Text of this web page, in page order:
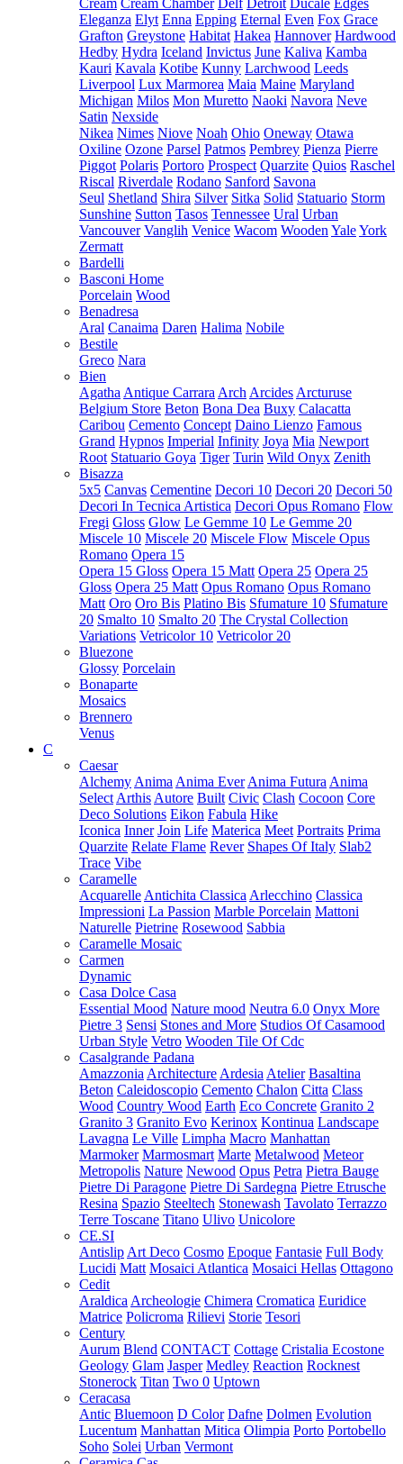
Cream Cream Chamber Delf Detroit Ducale Edges
Eleganza Elyt Enna Epping Eternal Even Fox Grace
Grafton Greystone Habitat Hakea Hannover Hardwood
Hedby Hydra Iceland Invictus June Kaliva Kamba
Kauri Kavala Kotibe Kunny Larchwood Leeds
Liverpool Lux Marmorea Maia Maine Maryland
Michigan Milos Mon Muretto Naoki Navora Neve
Satin Nexside
Nikea Nimes Niove Noah Ohio Oneway Otawa
Oxiline Ozone Parsel Patmos Pembrey Pienza Pierre
Piggot Polaris Portoro Prospect Quarzite Quios Raschel
Riscal Riverdale Rodano Sanford Savona
Seul Shetland Shira Silver Sitka Solid Statuario Storm
Sunshine Sutton Tasos Tennessee Ural Urban
Vancouver Vanglih Venice Wacom Wooden YaleYork
Zermatt
Bardelli
Basconi Home
Porcelain Wood
Benadresa
Aral Canaima Daren Halima Nobile
Bestile
Greco Nara
Bien
Agatha Antique Carrara Arch Arcides Arcturuse
Belgium Store Beton Bona Dea Buxy Calacatta
Caribou Cemento Concept Daino Lienzo Famous
Grand Hypnos Imperial Infinity Joya Mia Newport
Root Statuario Goya Tiger Turin Wild Onyx Zenith
Bisazza
5x5 Canvas Cementine Decori 10 Decori 20 Decori 50
Decori In Tecnica Artistica Decori Opus Romano Flow
Fregi Gloss Glow Le Gemme 10 Le Gemme 20
Miscele 10 Miscele 20 Miscele Flow Miscele Opus
Romano Opera 15
Opera 15 Gloss Opera 15 Matt Opera 25 Opera 25
Gloss Opera 25 Matt Opus Romano Opus Romano
Matt Oro Oro Bis Platino Bis Sfumature 10 Sfumature
20 Smalto 10 Smalto 20 The Crystal Collection
Variations Vetricolor 10 Vetricolor 20
Bluezone
Glossy Porcelain
Bonaparte
Mosaics
Brennero
Venus
C
Caesar
Alchemy Anima Anima Ever Anima Futura Anima
Select Arthis Autore Built Civic Clash Cocoon Core
Deco Solutions Eikon Fabula Hike
Iconica Inner Join Life Materica Meet Portraits Prima
Quarzite Relate Flame Rever Shapes Of Italy Slab2
Trace Vibe
Caramelle
Acquarelle Antichita Classica Arlecchino Classica
Impressioni La Passion Marble Porcelain Mattoni
Naturelle Pietrine Rosewood Sabbia
Caramelle Mosaic
Carmen
Dynamic
Casa Dolce Casa
Essential Mood Nature mood Neutra 6.0 Onyx More
Pietre 3 Sensi Stones and More Studios Of Casamood
Urban Style Vetro Wooden Tile Of Cdc
Casalgrande Padana
Amazzonia Architecture Ardesia Atelier Basaltina
Beton Caleidoscopio Cemento Chalon Citta Class
Wood Country Wood Earth Eco Concrete Granito 2
Granito 3 Granito Evo Kerinox Kontinua Landscape
Lavagna Le Ville Limpha Macro Manhattan
Marmoker Marmosmart Marte Metalwood Meteor
Metropolis Nature Newood Opus Petra Pietra Bauge
Pietre Di Paragone Pietre Di Sardegna Pietre Etrusche
Resina Spazio Steeltech Stonewash Tavolato Terrazzo
Terre Toscane Titano Ulivo Unicolore
CE.SI
Antislip Art Deco Cosmo Epoque Fantasie Full Body
Lucidi Matt Mosaici Atlantica Mosaici Hellas Ottagono
Cedit
Araldica Archeologie Chimera Cromatica Euridice
Matrice Policroma Rilievi Storie Tesori
Century
Aurum Blend CONTACT Cottage Cristalia Ecostone
Geology Glam Jasper Medley Reaction Rocknest
Stonerock Titan Two 0 Uptown
Ceracasa
Antic Bluemoon D Color Dafne Dolmen Evolution
Lucentum Manhattan Mitica Olimpia Porto Portobello
Soho Solei Urban Vermont